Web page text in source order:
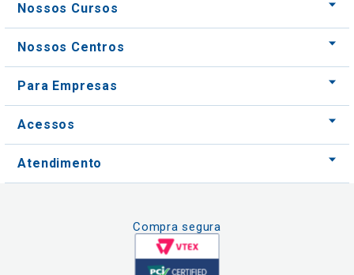
Nossos Cursos
Nossos Centros
Para Empresas
Acessos
Atendimento
Compra segura